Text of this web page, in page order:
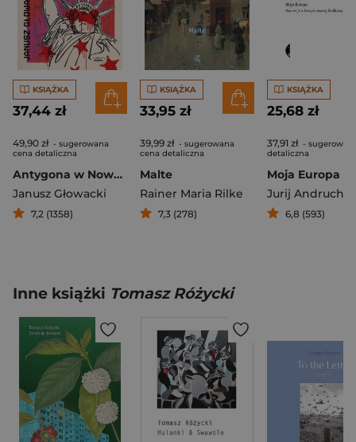
KSIĄŻKA
37,44 zł
49,90 zł - sugerowana
cena detaliczna
Antygona w Nowym Jorku
Janusz Głowacki
7,2 (1358)
KSIĄŻKA
33,95 zł
39,99 zł - sugerowana
cena detaliczna
Malte
Rainer Maria Rilke
7,3 (278)
KSIĄŻKA
25,68 zł
37,91 zł -
detaliczna
6,8 (593)
Inne książki Tomasz Różycki